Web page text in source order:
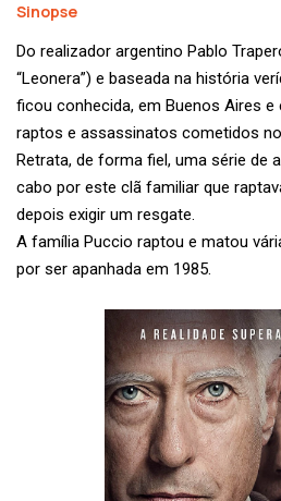
Sinopse
Do realizador argentino Pablo
“Leonera”) e baseada na história
ficou conhecida, em Buenos Aires
raptos e assassinatos cometidos
Retrata, de forma fiel, uma série de
cabo por este clã familiar que
depois exigir um resgate.
A família Puccio raptou e matou
por ser apanhada em 1985.